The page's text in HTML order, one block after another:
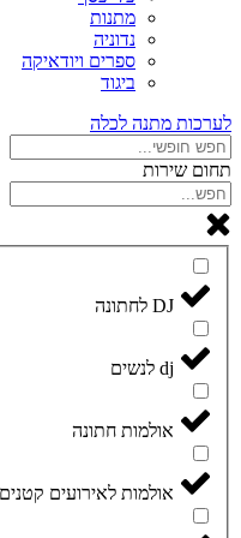
מתנות
נדוניה
ספרים ויודאיקה
ביגוד
לערכות מתנה לכלה
תחום שירות
DJ לחתונה
dj לנשים
אולמות חתונה
אולמות לאירועים קטנים